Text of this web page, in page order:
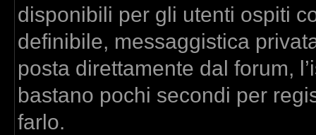
disponibili per gli utenti ospiti
definibile, messaggistica
posta direttamente dal forum,
bastano pochi secondi per
farlo.